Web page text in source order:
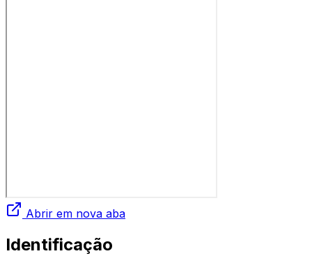
Abrir em nova aba
Identificação